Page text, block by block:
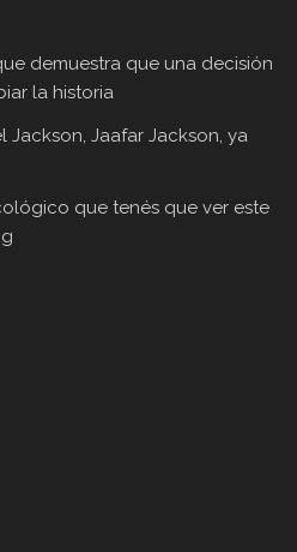
demuestra que una decisión
la historia
Jackson, Jaafar Jackson, ya
que tenés que ver este